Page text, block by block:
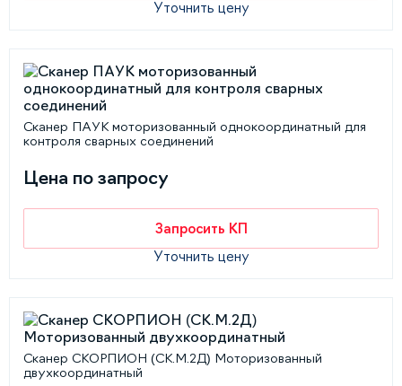
Уточнить цену
Сканер ПАУК моторизованный однокоординатный для
контроля сварных соединений
Цена по запросу
Запросить КП
Уточнить цену
Сканер СКОРПИОН (СК.М.2Д) Моторизованный
двухкоординатный